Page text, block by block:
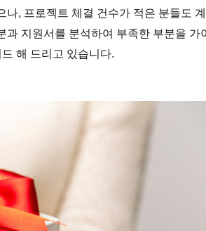
, 프로젝트 체결 건수가 적은 분들도 계
지원서를 분석하여 부족한 부분을 가
해 드리고 있습니다.